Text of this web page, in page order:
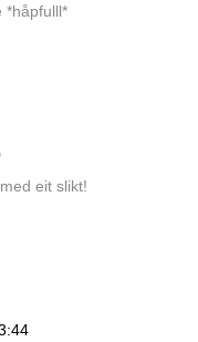
*håpfulll*
eit slikt!